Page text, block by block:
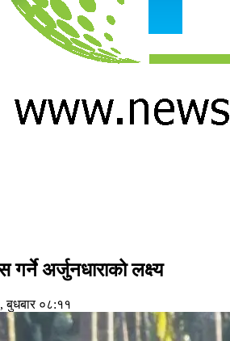
गर्ने अर्जुनधाराको लक्ष्य
बुधबार ०८:११